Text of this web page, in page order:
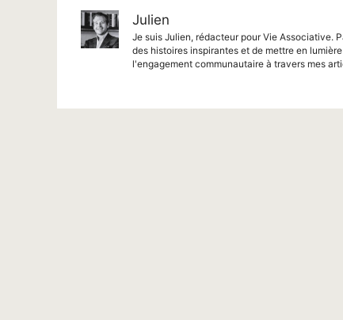
Julien
Je suis Julien, rédacteur pour Vie Associative.
des histoires inspirantes et de mettre en
l'engagement communautaire à travers mes